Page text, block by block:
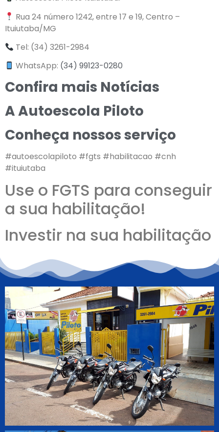
Rua 24 número 1242, entre 17 e 19, Centro –
Ituiutaba/MG
Tel: (34) 3261-2984
WhatsApp: (34) 99123-0280
Confira mais Notícias
A Autoescola Piloto
Conheça nossos serviço
#autoescolapiloto #fgts #habilitacao #cnh
#ituiutaba
Use o FGTS para conseguir
a sua habilitação!
Investir na sua habilitação